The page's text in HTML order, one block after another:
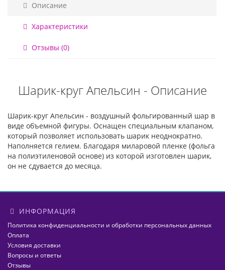
Описание
Характеристики
Отзывы (0)
Шарик-круг Апельсин - Описание
Шарик-круг Апельсин - воздушный фольгированный шар в
виде объемной фигуры. Оснащен специальным клапаном,
который позволяет использовать шарик неоднократно.
Наполняется гелием. Благодаря миларовой пленке (фольга
на полиэтиленовой основе) из которой изготовлен шарик,
он не сдувается до месяца.
ИНФОРМАЦИЯ
Политика конфиденциальности и обработки персональных данных
Оплата
Условия доставки
Вопросы и ответы
Отзывы